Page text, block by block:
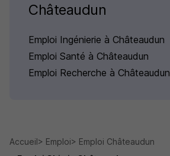
Châteaudun
Emploi Ingénierie à Châteaudun
Emploi Santé à Châteaudun
Emploi Recherche à Châteaudun
Accueil Emploi
Emploi Châteaudun